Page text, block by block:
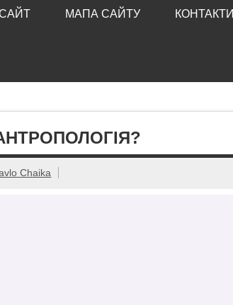
МАПА САЙТУ КОНТАКТИ
Chaika